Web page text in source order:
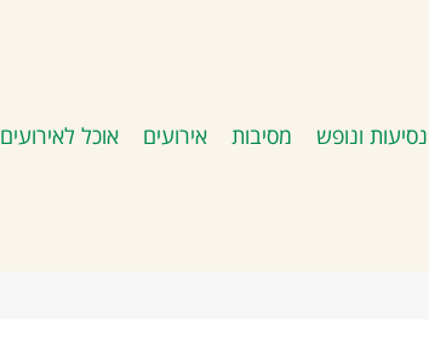
נסיעות ונופש מסיבות אירועים אוכל לאירועים